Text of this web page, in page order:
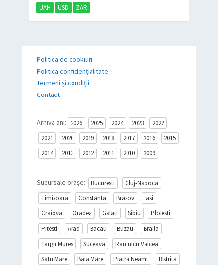
UAH
USD ZAR
Politica de cookiuri
Politica confidențialitate
Termeni și condiții
Contact
Arhiva ani: 2026 2025 2024 2023
2022
2021
2020 2019 2018 2017 2016
2015
2014
2013 2012 2011 2010 2009
Sucursale orașe: Bucuresti
Cluj-Napoca
Timisoara
Constanta Brasov
Iasi
Craiova
Oradea Galati Sibiu
Ploiesti
Pitesti
Arad Bacau Buzau
Braila
Targu Mures
Suceava
Ramnicu Valcea
Satu Mare
Baia Mare Piatra Neamt Bistrita